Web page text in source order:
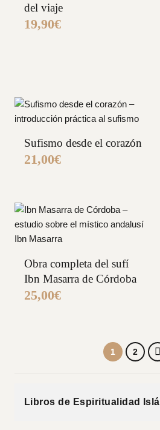
del viaje
19,90€
Sufismo desde el corazón
21,00€
Obra completa del sufí
Ibn Masarra de Córdoba
25,00€
1 2
Libros de Espiritualidad